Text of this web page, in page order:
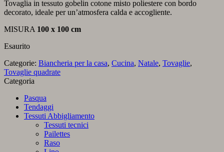
Tovaglia in tessuto gobelin cotone misto poliestere con bordo
decorato, ideale per un’atmosfera calda e accogliente.
MISURA 100 x 100 cm
Esaurito
Categorie: Biancheria per la casa, Cucina, Natale, Tovaglie,
Tovaglie quadrate
Categoria
Pasqua
Tendaggi
Tessuti Abbigliamento
Tessuti tecnici
Pailettes
Raso